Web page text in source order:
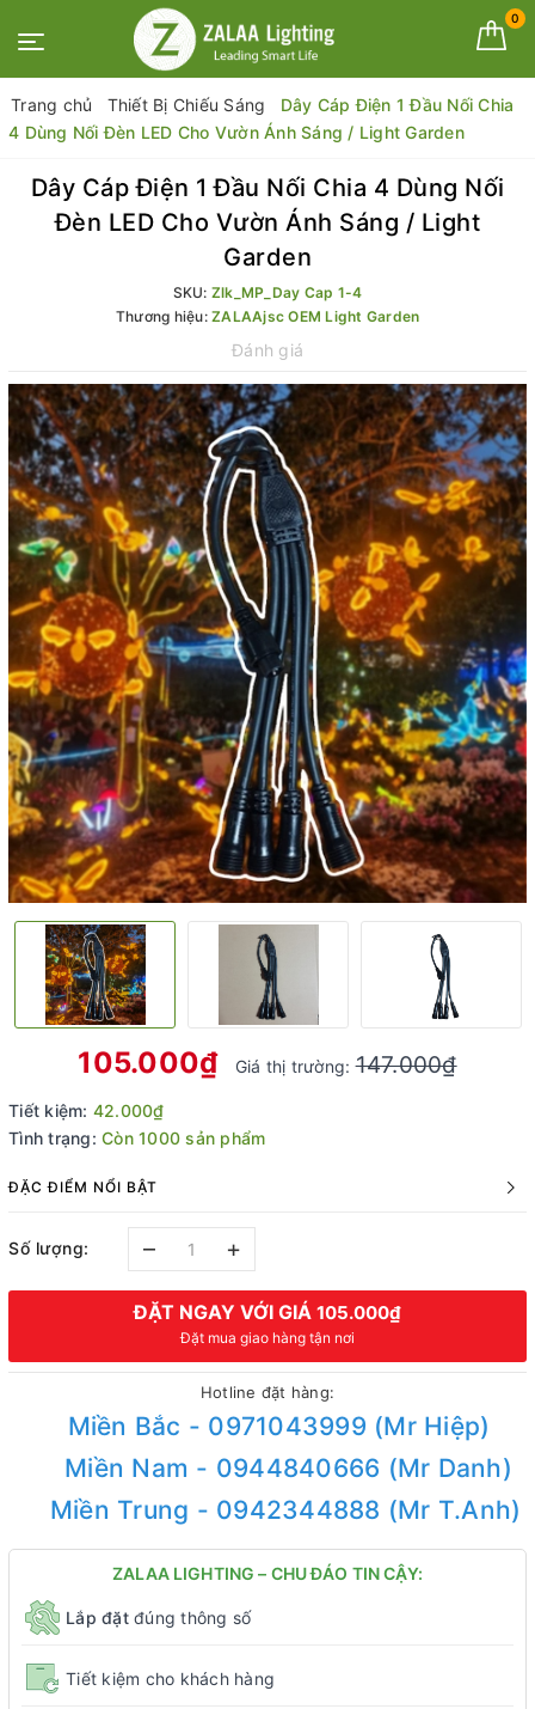
0
Trang chủ Thiết Bị Chiếu Sáng
Dây Cáp Điện 1 Đầu Nối Chia
4 Dùng Nối Đèn LED Cho Vườn Ánh Sáng / Light Garden
Dây Cáp Điện 1 Đầu Nối Chia 4 Dùng Nối
Đèn LED Cho Vườn Ánh Sáng / Light
Garden
SKU: Zlk_MP_Day Cap 1-4
Thương hiệu: ZALAAjsc OEM Light Garden
Đánh giá
105.000₫ Giá thị trường:147.000₫
Tiết kiệm: 42.000₫
Tình trạng: Còn 1000 sản phẩm
ĐẶC ĐIỂM NỔI BẬT
Số lượng: – +
ĐẶT NGAY VỚI GIÁ 105.000₫
Đặt mua giao hàng tận nơi
Hotline đặt hàng:
Miền Bắc - 0971043999 (Mr Hiệp)
Miền Nam - 0944840666 (Mr Danh)
Miền Trung - 0942344888 (Mr T.Anh)
ZALAA LIGHTING – CHU ĐÁO TIN CẬY:
Lắp đặtđúng thông số
Tiết kiệm cho khách hàng